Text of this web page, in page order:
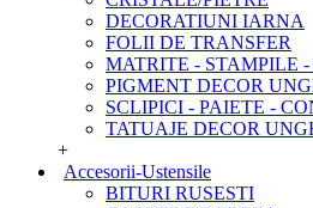
DECORATIUNI IARNA
FOLII DE TRANSFER
MATRITE - STAMPILE
PIGMENT DECOR
SCLIPICI - PAIETE -
TATUAJE DECOR
+
Accesorii-Ustensile
BITURI RUSESTI